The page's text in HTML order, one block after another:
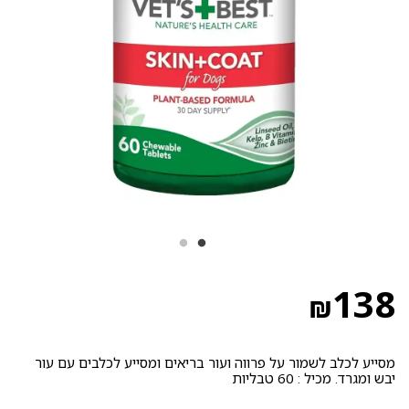
₪138
מסייע לכלב לשמור על פרווה ועור בריאים ומסייע לכלבים עם עור
יבש ומגרד. מכיל : 60 טבליות